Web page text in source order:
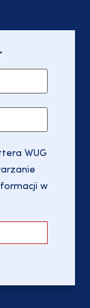
WUG
w